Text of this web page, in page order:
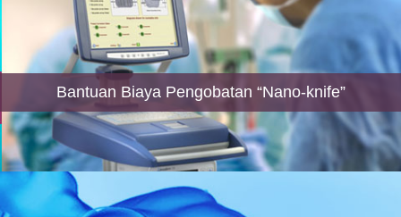
Bantuan Biaya Pengobatan “Nano-knife”